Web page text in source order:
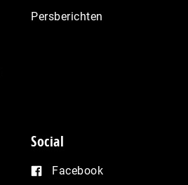
Persberichten
Social
Facebook